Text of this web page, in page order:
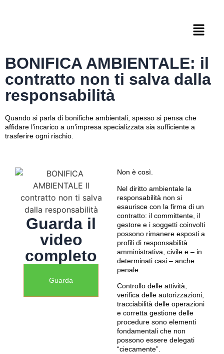
BONIFICA AMBIENTALE: il
contratto non ti salva dalla
responsabilità
Quando si parla di bonifiche ambientali, spesso si pensa che
affidare l’incarico a un’impresa specializzata sia sufficiente a
trasferire ogni rischio.
Guarda il
video
completo
Guarda
Non è così.
Nel diritto ambientale la
responsabilità non si
esaurisce con la firma di un
contratto: il committente, il
gestore e i soggetti coinvolti
possono rimanere esposti a
profili di responsabilità
amministrativa, civile e – in
determinati casi – anche
penale.
Controllo delle attività,
verifica delle autorizzazioni,
tracciabilità delle operazioni
e corretta gestione delle
procedure sono elementi
fondamentali che non
possono essere delegati
“ciecamente”.